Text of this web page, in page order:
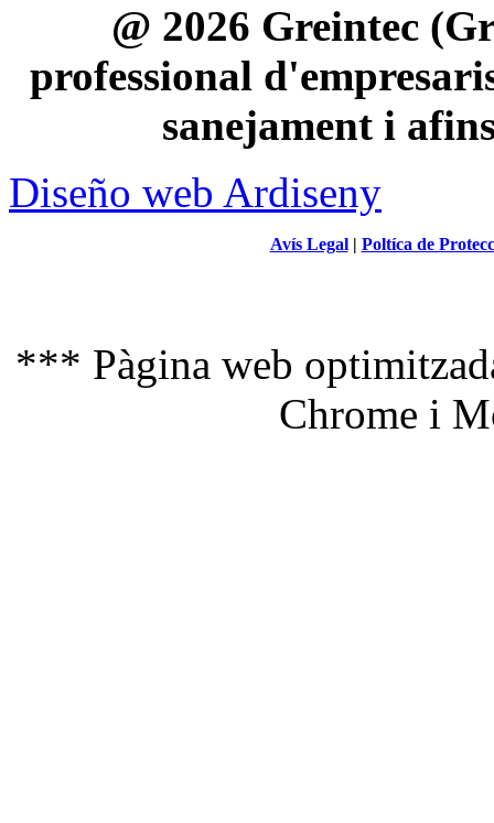
@ 2026 Greintec
professional
sanejament i
Diseño web Ardiseny
Avís Legal| Poltíca de
*** Pàgina web
Chrome i